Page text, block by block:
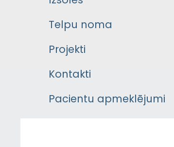
Telpu noma
Projekti
Kontakti
Pacientu apmeklējumi